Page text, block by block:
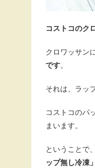
コストコのク
クロワッサン
です。
それは、ラッ
コストコのパ
まいます。
ということで
ップ無し冷凍」